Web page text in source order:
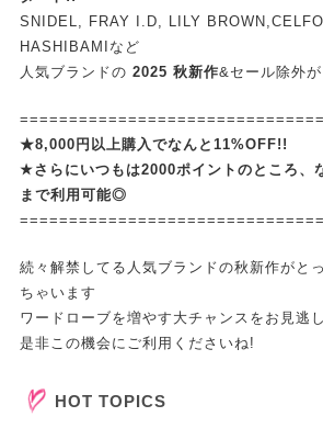
SNIDEL, FRAY I.D, LILY
HASHIBAMIなど
人気ブランドの 2025 秋新作&セール除外が
★8,000円以上購入でなんと11%OFF!!
★さらにいつもは2000ポイントのところ、
まで利用可能◎
続々解禁してる人気ブランドの秋新作がと
ちゃいます
ワードローブを増やす大チャンスをお見逃
是非この機会にご利用くださいね!
HOT TOPICS